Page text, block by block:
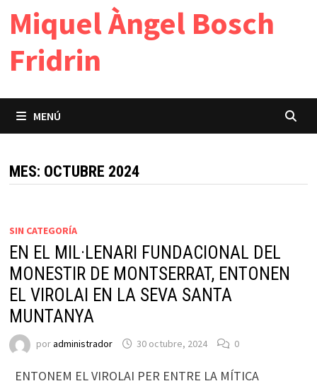
Miquel Àngel Bosch
Fridrin
MENÚ
MES: OCTUBRE 2024
SIN CATEGORÍA
EN EL MIL·LENARI FUNDACIONAL DEL
MONESTIR DE MONTSERRAT, ENTONEN
EL VIROLAI EN LA SEVA SANTA
MUNTANYA
poradministrador 30 octubre, 2024 0
ENTONEM EL VIROLAI PER ENTRE LA MÍTICA